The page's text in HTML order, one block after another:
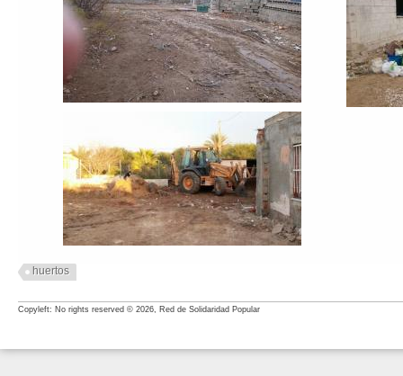
huertos
Copyleft: No rights reserved © 2026, Red de Solidaridad Popular